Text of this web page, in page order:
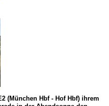
(München Hbf - Hof Hbf) ihrem